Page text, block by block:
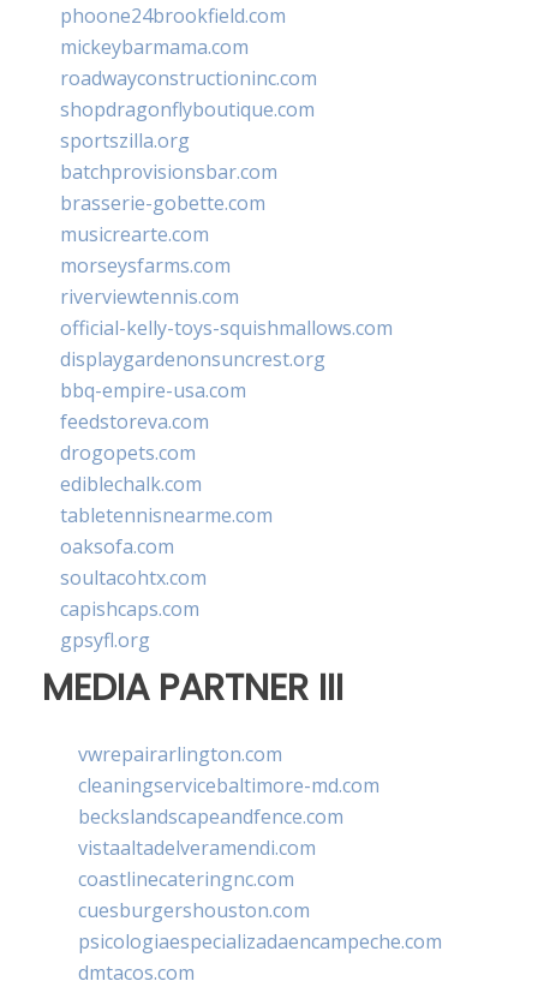
phoone24brookfield.com
mickeybarmama.com
roadwayconstructioninc.com
shopdragonflyboutique.com
sportszilla.org
batchprovisionsbar.com
brasserie-gobette.com
musicrearte.com
morseysfarms.com
riverviewtennis.com
official-kelly-toys-squishmallows.com
displaygardenonsuncrest.org
bbq-empire-usa.com
feedstoreva.com
drogopets.com
ediblechalk.com
tabletennisnearme.com
oaksofa.com
soultacohtx.com
capishcaps.com
gpsyfl.org
MEDIA PARTNER III
vwrepairarlington.com
cleaningservicebaltimore-md.com
beckslandscapeandfence.com
vistaaltadelveramendi.com
coastlinecateringnc.com
cuesburgershouston.com
psicologiaespecializadaencampeche.com
dmtacos.com